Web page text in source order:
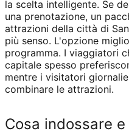
la scelta intelligente. Se
una prenotazione, un
attrazioni della città di
più senso. L'opzione
programma. I viaggiatori
capitale spesso
mentre i visitatori
combinare le attrazioni.
Cosa indossare